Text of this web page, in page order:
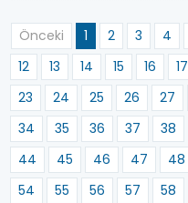
Önceki 1 2 3 4
12
13 14 15 16 17
23
24 25 26 27
34
35 36 37 38
44
45 46 47 48
54
55 56 57 58